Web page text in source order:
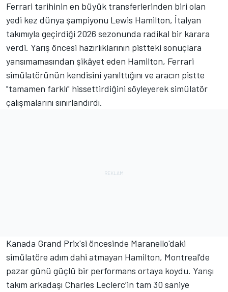
Ferrari tarihinin en büyük transferlerinden biri olan
yedi kez dünya şampiyonu Lewis Hamilton, İtalyan
takımıyla geçirdiği 2026 sezonunda radikal bir karara
verdi. Yarış öncesi hazırlıklarının pistteki sonuçlara
yansımamasından şikâyet eden Hamilton, Ferrari
simülatörünün kendisini yanılttığını ve aracın pistte
"tamamen farklı" hissettirdiğini söyleyerek simülatör
çalışmalarını sınırlandırdı.
Kanada Grand Prix'si öncesinde Maranello'daki
simülatöre adım dahi atmayan Hamilton, Montreal'de
pazar günü güçlü bir performans ortaya koydu. Yarışı
takım arkadaşı Charles Leclerc’in tam 30 saniye